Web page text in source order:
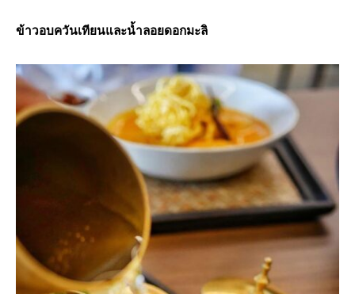
ข้าวอบควันเทียนและน้ำลอยดอกมะลิ